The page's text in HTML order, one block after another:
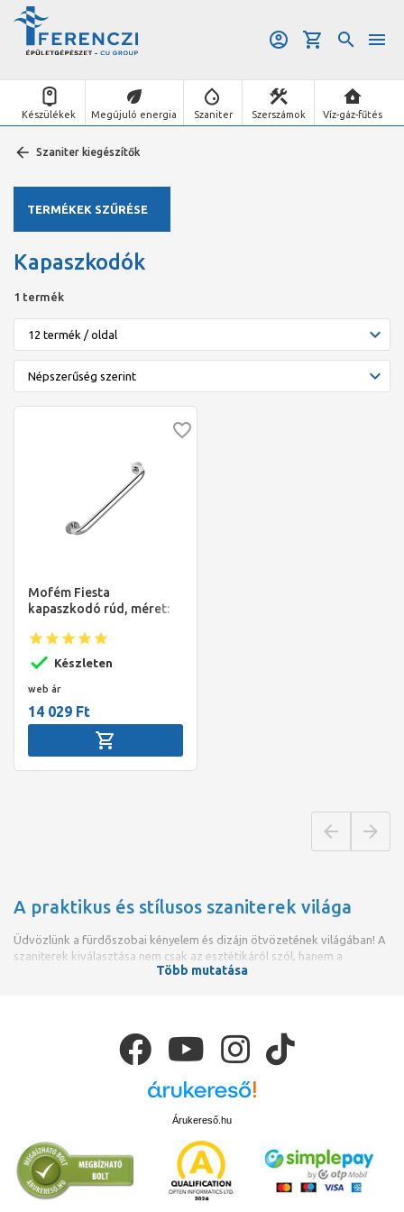
Készülékek Megújuló energia Szaniter Szerszámok Víz-gáz-fűtés
Szaniter kiegészítők
Kapaszkodók
1 termék
Mofém Fiesta
kapaszkodó rúd, méret:
Készleten
web ár
14 029 Ft
A praktikus és stílusos szaniterek világa
Üdvözlünk a fürdőszobai kényelem és dizájn ötvözetének világában! A
szaniterek kiválasztása nem csak az esztétikáról szól, hanem a
praktikusságról és a funkcionalitásról is. Az alábbiakban megpróbáltuk
Több mutatása
TERMÉKEK SZŰRÉSE
Árukereső.hu